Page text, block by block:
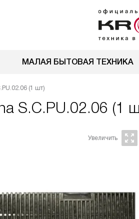
МАЛАЯ БЫТОВАЯ ТЕХНИКА
(1 шт)
S.C.PU.02.06 (1